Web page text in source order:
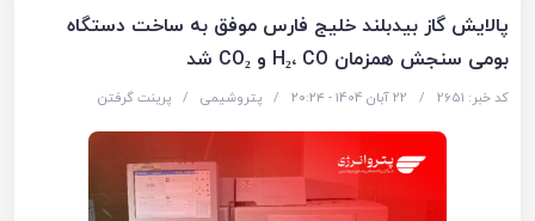
پالایش گاز بیدبلند خلیج فارس موفق به ساخت دستگاه
بومی سنجش همزمان H₂، CO و CO₂ شد
کد خبر: 2651 / 22 آبان 1404 - ۲۰:۲۴ / پتروشیمی / پرینت گرفتن